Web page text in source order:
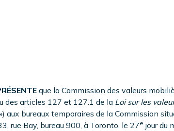
que la Commission des valeurs
des articles 127 et 127.1 de la Loi sur les
aux bureaux temporaires de la Commission
rue Bay, bureau 900, à Toronto, le 27e jour du